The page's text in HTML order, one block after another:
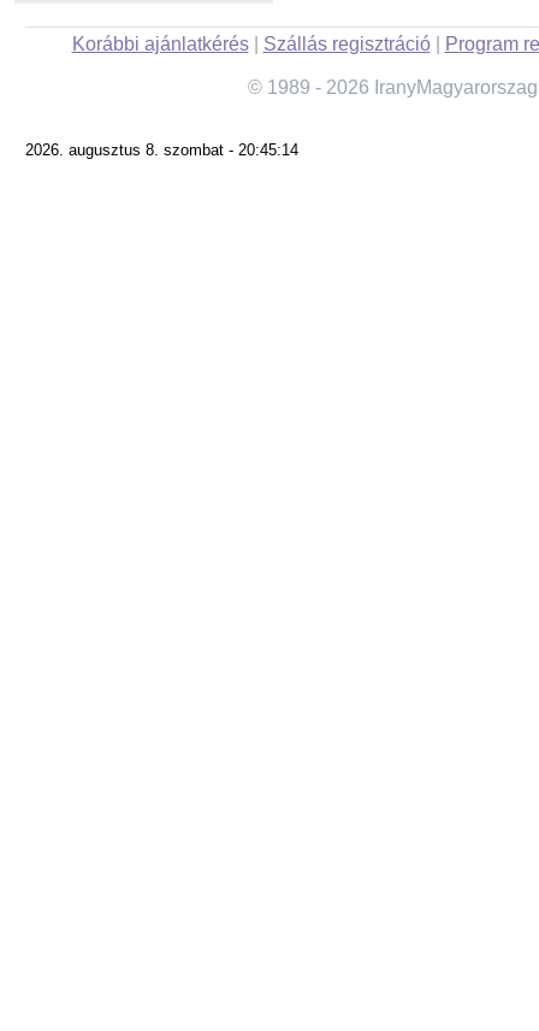
Korábbi ajánlatkérés| Szállás regisztráció| Program
© 1989 - 2026
2026. augusztus 8. szombat - 20:45:14